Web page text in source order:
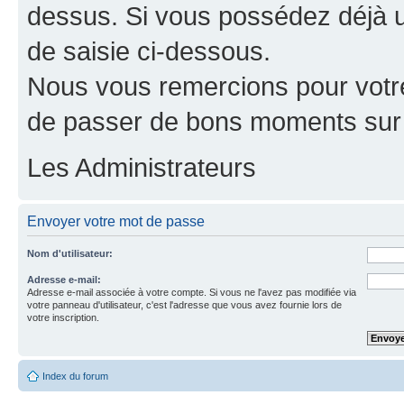
dessus. Si vous possédez déjà
de saisie ci-dessous.
Nous vous remercions pour
de passer de bons moments
Les Administrateurs
Envoyer votre mot de passe
Nom d'utilisateur:
Adresse e-mail:
Adresse e-mail associée à votre compte. Si vous ne l'avez pas modifiée via
votre panneau d'utilisateur, c'est l'adresse que vous avez fournie lors de
votre inscription.
Index du forum